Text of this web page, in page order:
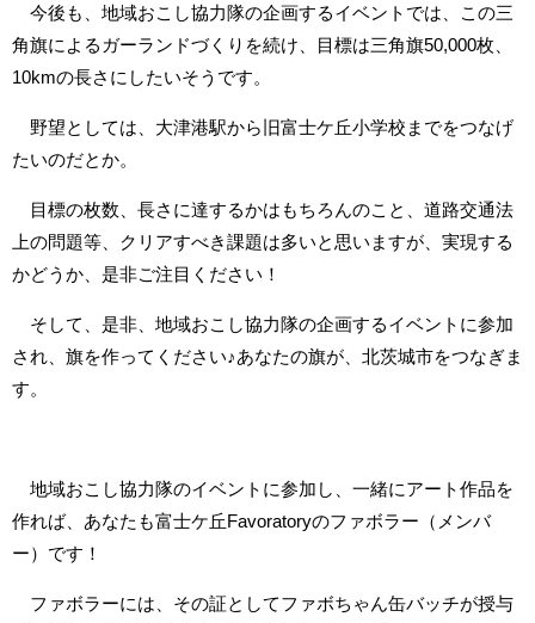
今後も、地域おこし協力隊の企画するイベントでは、この三
角旗によるガーランドづくりを続け、目標は三角旗50,000枚、
10kmの長さにしたいそうです。
野望としては、大津港駅から旧富士ケ丘小学校までをつなげ
たいのだとか。
目標の枚数、長さに達するかはもちろんのこと、道路交通法
上の問題等、クリアすべき課題は多いと思いますが、実現する
かどうか、是非ご注目ください！
そして、是非、地域おこし協力隊の企画するイベントに参加
され、旗を作ってください♪あなたの旗が、北茨城市をつなぎま
す。
地域おこし協力隊のイベントに参加し、一緒にアート作品を
作れば、あなたも富士ケ丘Favoratoryのファボラー（メンバ
ー）です！
ファボラーには、その証としてファボちゃん缶バッチが授与